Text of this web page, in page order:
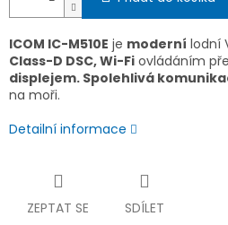
ICOM IC-M510E je moderní lodní
Class-D DSC, Wi-Fi ovládáním
displejem. Spolehlivá
na moři.
Detailní informace
ZEPTAT SE SDÍLET